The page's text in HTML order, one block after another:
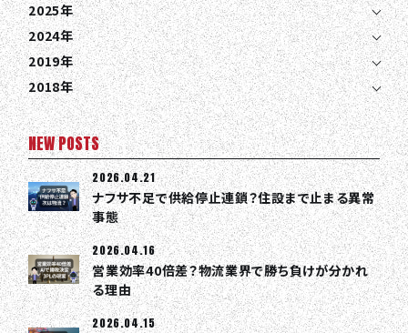
2025年
2024年
2019年
2018年
NEW POSTS
2026.04.21
ナフサ不足で供給停止連鎖？住設まで止まる異常
事態
2026.04.16
営業効率40倍差？物流業界で勝ち負けが分かれ
る理由
2026.04.15